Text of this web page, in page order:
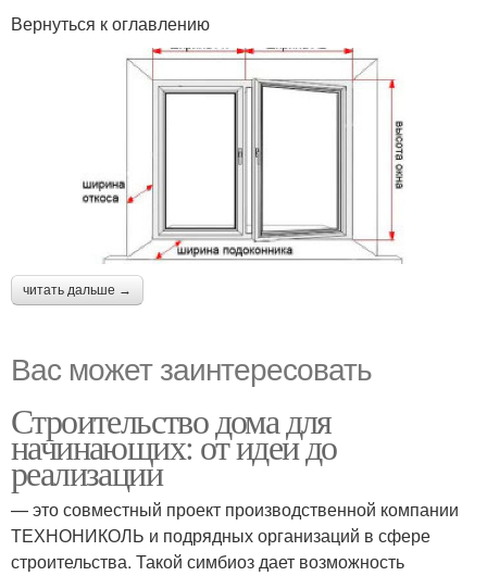
Вернуться к оглавлению
читать дальше →
Вас может заинтересовать
Строительство дома для
начинающих: от идеи до
реализации
— это совместный проект производственной компании
ТЕХНОНИКОЛЬ и подрядных организаций в сфере
строительства. Такой симбиоз дает возможность